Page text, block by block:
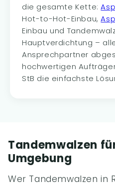
die gesamte Kette:
Hot-to-Hot-Einbau,
Einbau und
Hauptverdichtung –
Ansprechpartner
hochwertigen
StB die einfachste
Tandemwalzen
Umgebung
Wer Tandemwalzen in